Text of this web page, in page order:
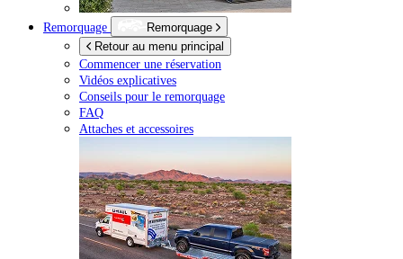
Remorquage
Remorquage
Retour au menu principal
Commencer une réservation
Vidéos explicatives
Conseils pour le remorquage
FAQ
Attaches et accessoires